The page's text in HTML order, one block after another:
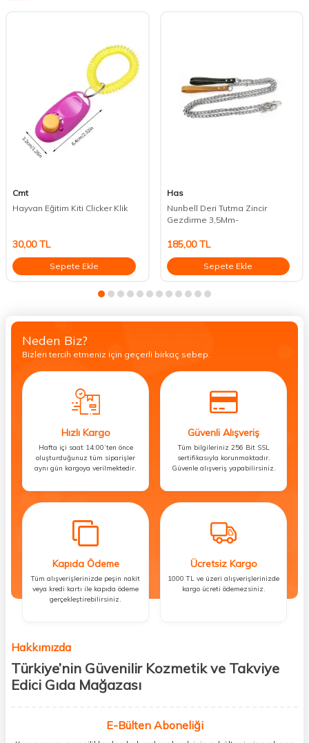
Cmt
Hayvan Eğitim Kiti Clicker Klik
30,00TL
Sepete Ekle
Has
Nunbell Deri Tutma Zincir
Gezdirme 3,5Mm-
185,00TL
Sepete Ekle
Neden Biz?
Bizleri tercih etmeniz için geçerli birkaç sebep.
Hızlı Kargo
Hafta içi saat 14:00’ten önce
oluşturduğunuz tüm siparişler
aynı gün kargoya verilmektedir.
Güvenli Alışveriş
Tüm bilgileriniz 256 Bit SSL
sertifikasıyla korunmaktadır.
Güvenle alışveriş yapabilirsiniz.
Kapıda Ödeme
Tüm alışverişlerinizde peşin nakit
veya kredi kartı ile kapıda ödeme
gerçekleştirebilirsiniz.
Ücretsiz Kargo
1000 TL ve üzeri alışverişlerinizde
kargo ücreti ödemezsiniz.
Hakkımızda
Türkiye’nin Güvenilir Kozmetik ve Takviye
Edici Gıda Mağazası
kişisel bakım hem de takviye edici gıda ürünlerini sizlerle
buluşturuyoruz. Artık mağaza mağaza dolaşmanıza gerek yok;
E-Bülten Aboneliği